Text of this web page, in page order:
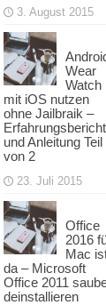
3. August 2015
Wear
Watch
mit iOS nutzen
ohne Jailbraik –
Erfahrungsbericht
und Anleitung Teil
von 2
23. Juli 2015
Office
2016
Mac
da – Microsoft
Office 2011
deinstallieren